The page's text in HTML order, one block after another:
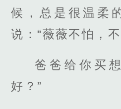
候，总是很温柔
说：“薇薇不怕，不
爸爸给你买
好？”